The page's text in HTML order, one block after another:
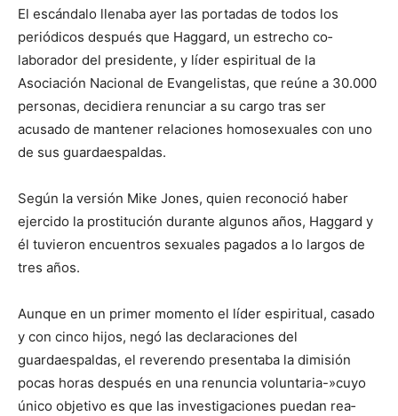
El escándalo llenaba ayer las portadas de todos los
periódicos después que Haggard, un estrecho co­
laborador del presidente, y líder espiritual de la
Asociación Nacional de Evangelistas, que reúne a 30.000
personas, decidiera renunciar a su cargo tras ser
acusado de mantener relaciones homosexuales con uno
de sus guar­daespaldas.
Según la versión Mike Jones, quien reconoció haber
ejercido la prostitución durante algunos años, Haggard y
él tuvieron encuentros sexuales pagados a lo lar­gos de
tres años.
Aunque en un primer momento el líder espiri­tual, casado
y con cinco hijos, negó las declaracio­nes del
guardaespaldas, el reverendo presentaba la dimisión
pocas horas después en una renuncia voluntaria-»cuyo
único objetivo es que las inves­tigaciones puedan rea­